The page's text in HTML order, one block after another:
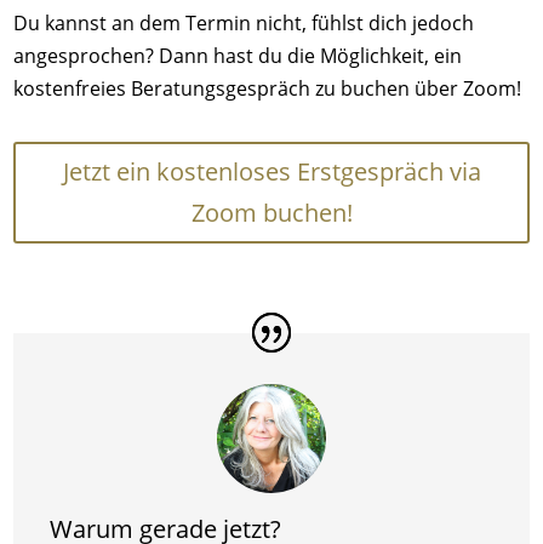
Du kannst an dem Termin nicht, fühlst dich jedoch
angesprochen? Dann hast du die Möglichkeit, ein
kostenfreies Beratungsgespräch zu buchen über Zoom!
Jetzt ein kostenloses Erstgespräch via
Zoom buchen!
Warum gerade jetzt?